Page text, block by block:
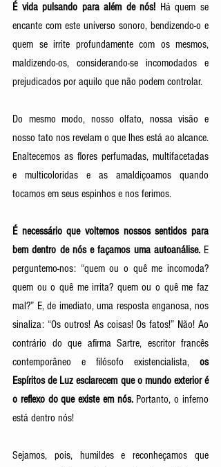
É vida pulsando para além de nós! Há quem se
encante com este universo sonoro, bendizendo-o e
quem se irrite profundamente com os mesmos,
maldizendo-os, considerando-se incomodados e
prejudicados por aquilo que não podem controlar.
Do mesmo modo, nosso olfato, nossa visão e
nosso tato nos revelam o que lhes está ao alcance.
Enaltecemos as flores perfumadas, multifacetadas
e multicoloridas e as amaldiçoamos quando
tocamos em seus espinhos e nos ferimos.
É necessário que voltemos nossos sentidos para
bem dentro de nós e façamos uma autoanálise. E
perguntemo-nos: “quem ou o quê me incomoda?
quem ou o quê me irrita? quem ou o quê me faz
mal?” E, de imediato, uma resposta enganosa, nos
sinaliza: “Os outros! As coisas! Os fatos!” Não! Ao
contrário do que afirma Sartre, escritor francês
contemporâneo e filósofo existencialista, os
Espíritos de Luz esclarecem que o mundo exterior é
o reflexo do que existe em nós. Portanto, o inferno
está dentro nós!
Sejamos, pois, humildes e reconheçamos que